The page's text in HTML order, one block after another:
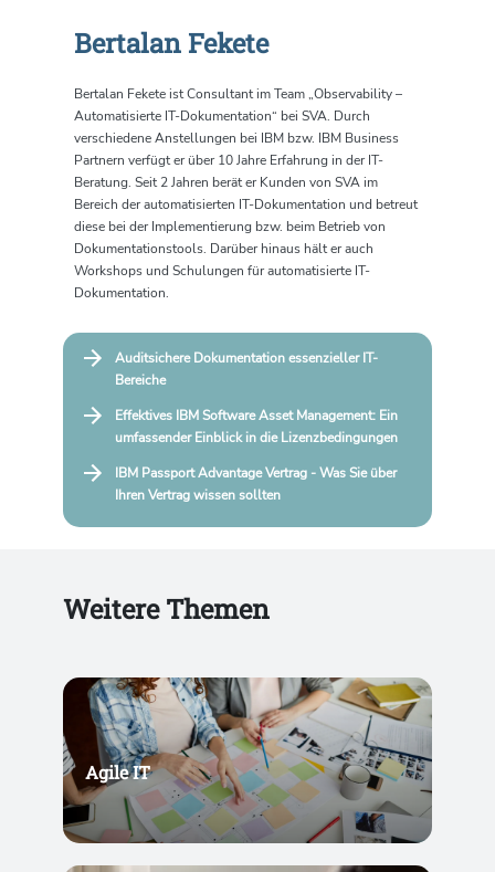
Bertalan Fekete
Bertalan Fekete ist Consultant im Team „Observability –
Automatisierte IT-Dokumentation“ bei SVA. Durch
verschiedene Anstellungen bei IBM bzw. IBM Business
Partnern verfügt er über 10 Jahre Erfahrung in der IT-
Beratung. Seit 2 Jahren berät er Kunden von SVA im
Bereich der automatisierten IT-Dokumentation und betreut
diese bei der Implementierung bzw. beim Betrieb von
Dokumentationstools. Darüber hinaus hält er auch
Workshops und Schulungen für automatisierte IT-
Dokumentation.
Auditsichere Dokumentation essenzieller IT-
Bereiche
Effektives IBM Software Asset Management: Ein
umfassender Einblick in die Lizenzbedingungen
IBM Passport Advantage Vertrag - Was Sie über
Ihren Vertrag wissen sollten
Weitere Themen
Agile IT